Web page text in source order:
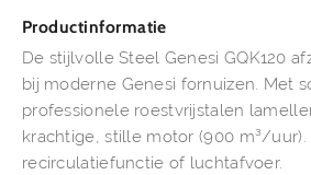
Productinformatie
De stijlvolle Steel Genesi GQK120
bij moderne Genesi fornuizen. Met
professionele roestvrijstalen
krachtige, stille motor (900 m³/uur).
recirculatiefunctie of luchtafvoer.